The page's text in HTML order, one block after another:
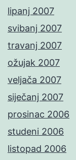
lipanj 2007
svibanj 2007
travanj 2007
ožujak 2007
veljača 2007
siječanj 2007
prosinac 2006
studeni 2006
listopad 2006